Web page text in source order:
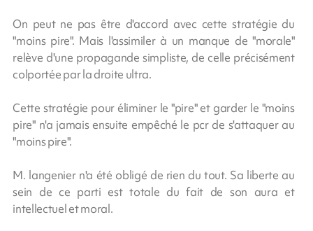
On peut ne pas être d'accord avec cette stratégie du
"moins pire". Mais l'assimiler à un manque de "morale"
relève d'une propagande simpliste, de celle précisément
colportée par la droite ultra.
Cette stratégie pour éliminer le "pire" et garder le "moins
pire" n'a jamais ensuite empêché le pcr de s'attaquer au
"moins pire".
M. langenier n'a été obligé de rien du tout. Sa liberte au
sein de ce parti est totale du fait de son aura et
intellectuel et moral.